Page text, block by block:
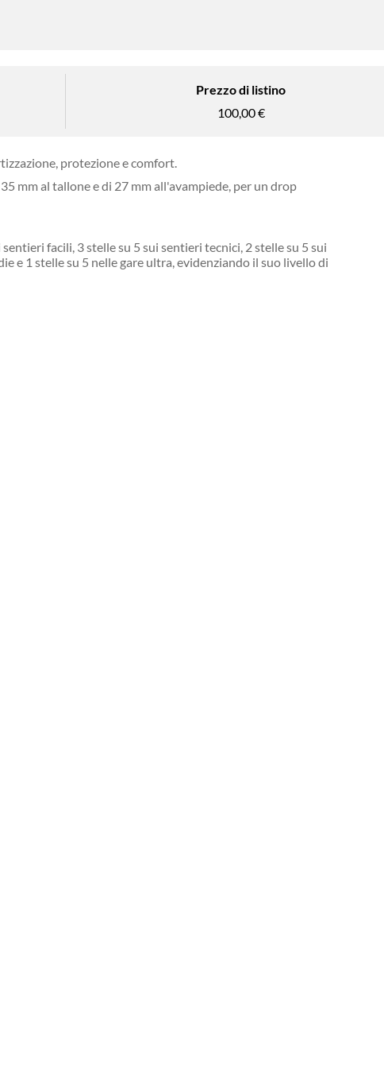
protezione e comfort.
mm al tallone e di 27 mm all'avampiede, per un drop
facili, 3 stelle su 5 sui sentieri tecnici, 2 stelle su 5 sui
e 1 stelle su 5 nelle gare ultra, evidenziando il suo livello di
Prezzo di listino
100,00 €